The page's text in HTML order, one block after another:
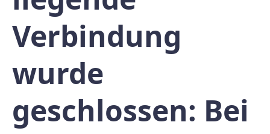
Verbindung
wurde
geschlossen: Bei